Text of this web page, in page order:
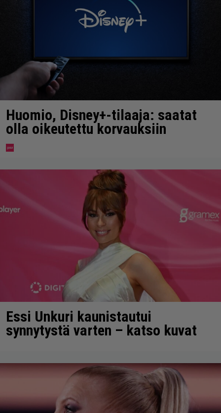
Huomio, Disney+-tilaaja: saatat
olla oikeutettu korvauksiin
Essi Unkuri kaunistautui
synnytystä varten – katso kuvat